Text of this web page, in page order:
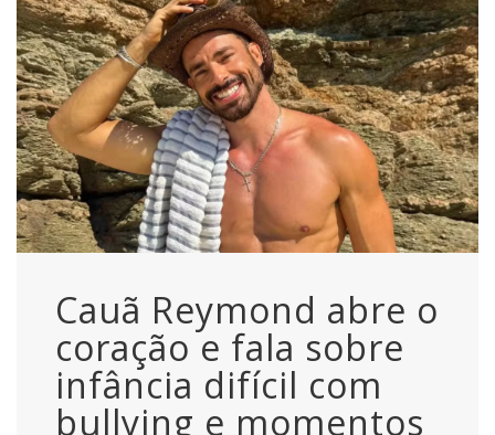
Cauã Reymond abre o
coração e fala sobre
infância difícil com
bullying e momentos